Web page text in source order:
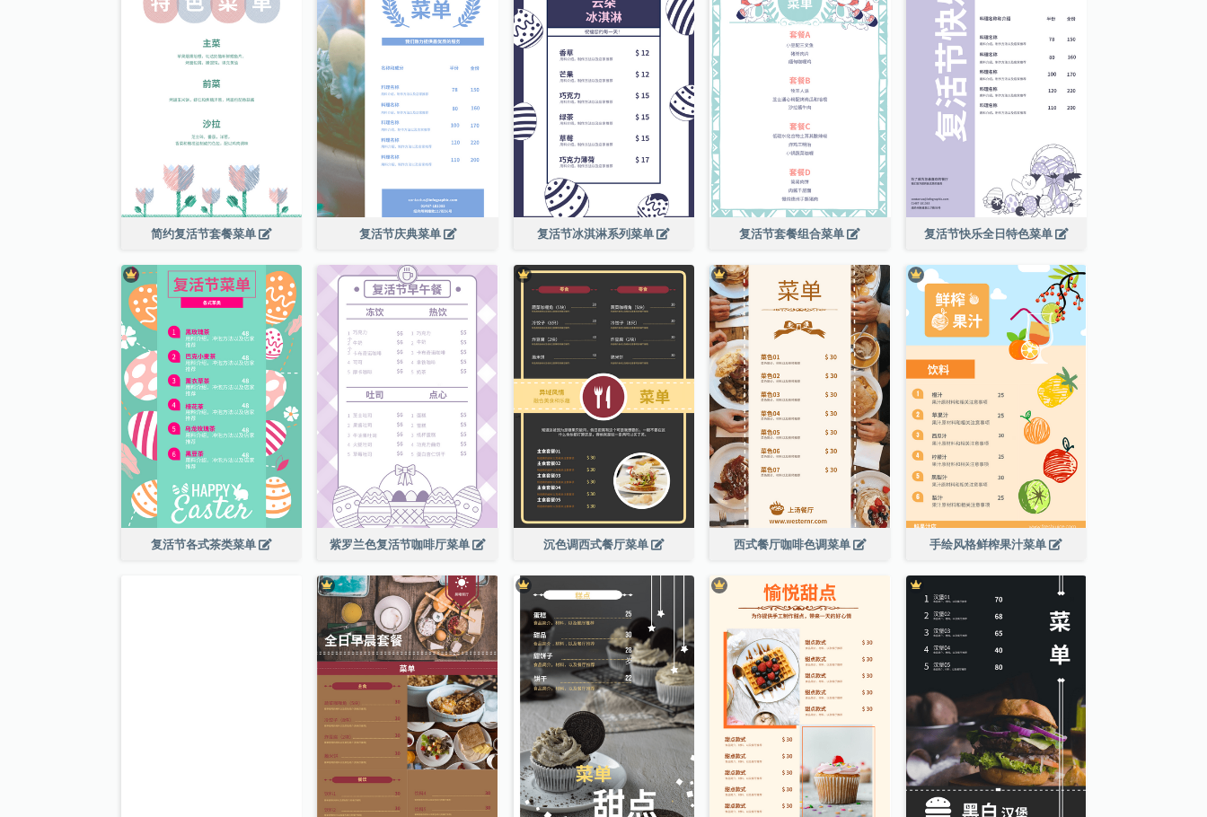
简约复活节套餐菜单 复活节庆典菜单 复活节冰淇淋系列菜单 复活节套餐组合菜单 复活节快乐全日特色菜单
复活节各式茶类菜单 紫罗兰色复活节咖啡厅菜单 沉色调西式餐厅菜单 西式餐厅咖啡色调菜单 手绘风格鲜榨果汁菜单